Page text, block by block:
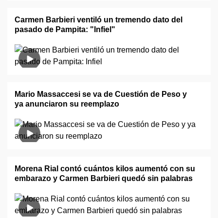
Carmen Barbieri ventiló un tremendo dato del
pasado de Pampita: "Infiel"
Mario Massaccesi se va de Cuestión de Peso y
ya anunciaron su reemplazo
Morena Rial contó cuántos kilos aumentó con su
embarazo y Carmen Barbieri quedó sin palabras